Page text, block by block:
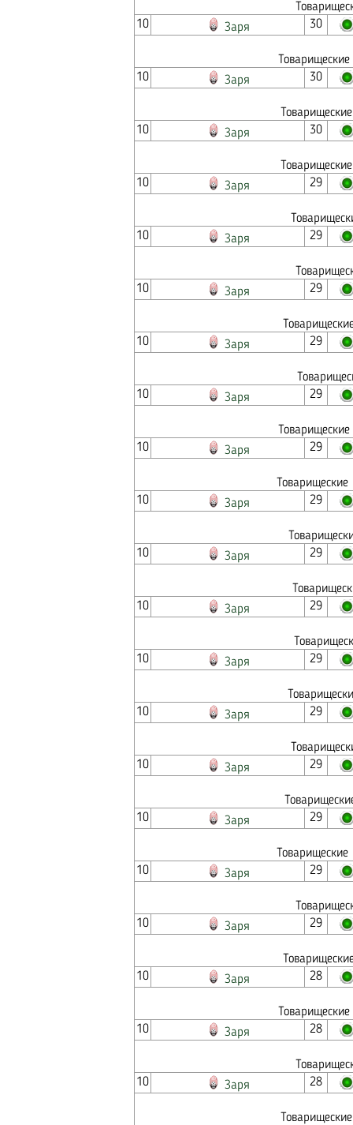
10
Заря 30
10
Заря 30
10
Заря 30
10
Заря 29
10
Заря 29
10
Заря 29
10
Заря 29
10
Заря 29
10
Заря 29
10
Заря 29
10
Заря 29
10
Заря 29
10
Заря 29
10
Заря 29
10
Заря 29
10
Заря 29
10
Заря 29
10
Заря 29
10
Заря 28
10
Заря 28
10
Заря 28